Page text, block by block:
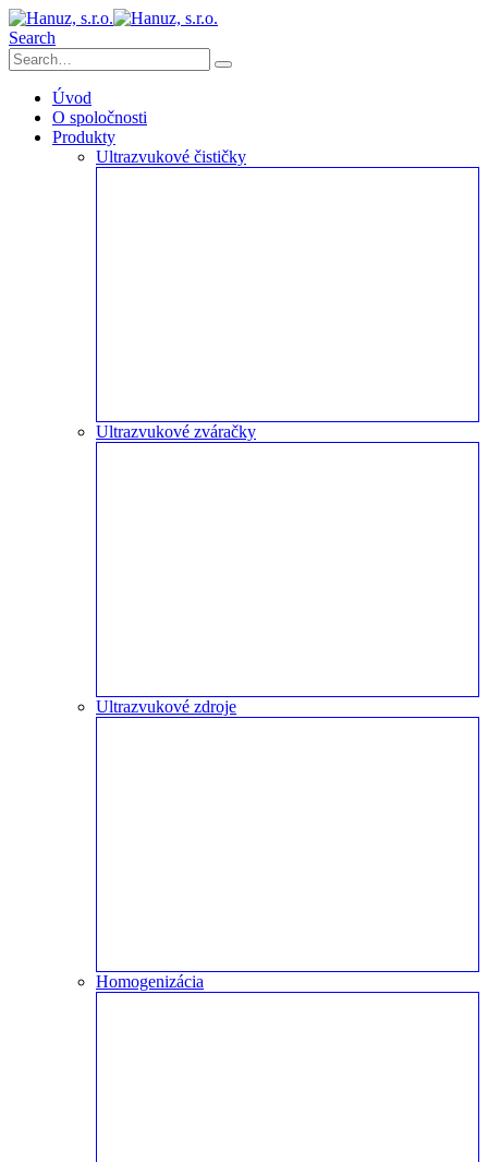
Search
Úvod
O spoločnosti
Produkty
Ultrazvukové čističky
Ultrazvukové zváračky
Ultrazvukové zdroje
Homogenizácia